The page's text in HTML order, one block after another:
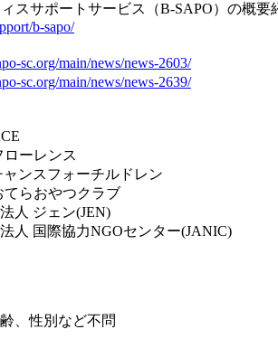
ィスサポートサービス（B-SAPO）の概要
b-sapo/
sc.org/main/news/news-2603/
sc.org/main/news/news-2639/
ローレンス
ャンスフォーチルドレン
てらおやつクラブ
人 ジェン(JEN)
人 国際協力NGOセンター(JANIC)
、性別など不問